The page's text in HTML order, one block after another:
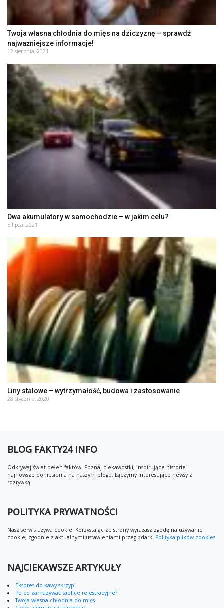
Twoja własna chłodnia do mięs na dziczyznę – sprawdź
najważniejsze informacje!
12 sierpnia, 2021
Dwa akumulatory w samochodzie – w jakim celu?
5 lipca, 2021
Liny stalowe – wytrzymałość, budowa i zastosowanie
28 stycznia, 2020
BLOG FAKTY24 INFO
Odkrywaj świat pełen faktów! Poznaj ciekawostki, inspirujące historie i
najnowsze doniesienia na naszym blogu. Łączymy interesujące newsy z
rozrywką.
POLITYKA PRYWATNOŚCI
Nasz serwis używa cookie. Korzystając ze strony wyrażasz zgodę na używanie
cookie, zgodnie z aktualnymi ustawieniami przeglądarki Polityka plików cookies
NAJCIEKAWSZE ARTYKUŁY
Ekspres do kawy skrzypi
Po co zamazywać tablice rejestracyjne?
Twoja własna chłodnia do mięs